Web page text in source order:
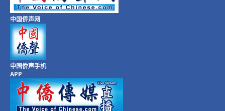
中国侨声网
中国侨声手机
APP